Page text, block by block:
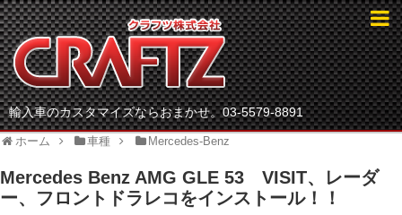
輸入車のカスタマイズならおまかせ。03-5579-8891
ホーム 車種 Mercedes-Benz
Mercedes Benz AMG GLE 53 VISIT、レーダ
ー、フロントドラレコをインストール！！